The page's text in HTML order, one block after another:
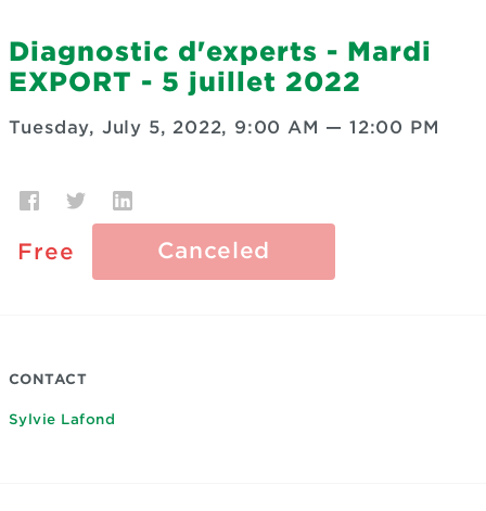
Diagnostic d'experts - Mardi
EXPORT - 5 juillet 2022
Tuesday, July 5, 2022, 9:00 AM — 12:00 PM
Free Canceled
CONTACT
Sylvie Lafond